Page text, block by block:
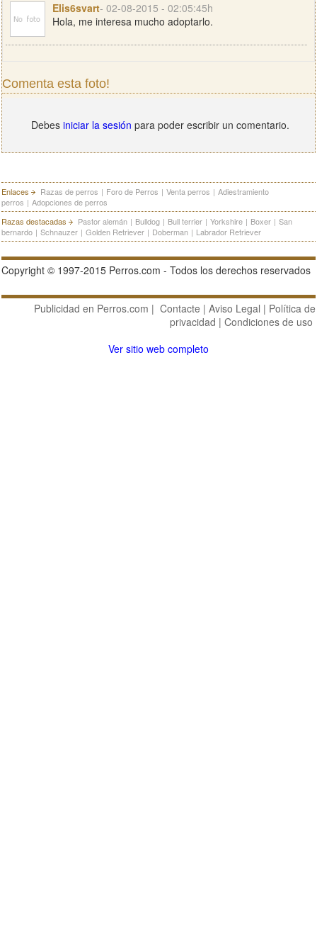
Elis6svart- 02-08-2015 - 02:05:45h
Hola, me interesa mucho adoptarlo.
Comenta esta foto!
Debes iniciar la sesión para poder escribir un comentario.
Enlaces Razas de perros | Foro de Perros | Venta perros | Adiestramiento
perros | Adopciones de perros
Razas destacadas
Pastor alemán | Bulldog | Bull terrier | Yorkshire | Boxer | San
bernardo | Schnauzer | Golden Retriever | Doberman | Labrador Retriever
Copyright © 1997-2015 Perros.com - Todos los derechos reservados
Publicidad en Perros.com | Contacte | Aviso Legal | Política de
privacidad | Condiciones de uso
Ver sitio web completo